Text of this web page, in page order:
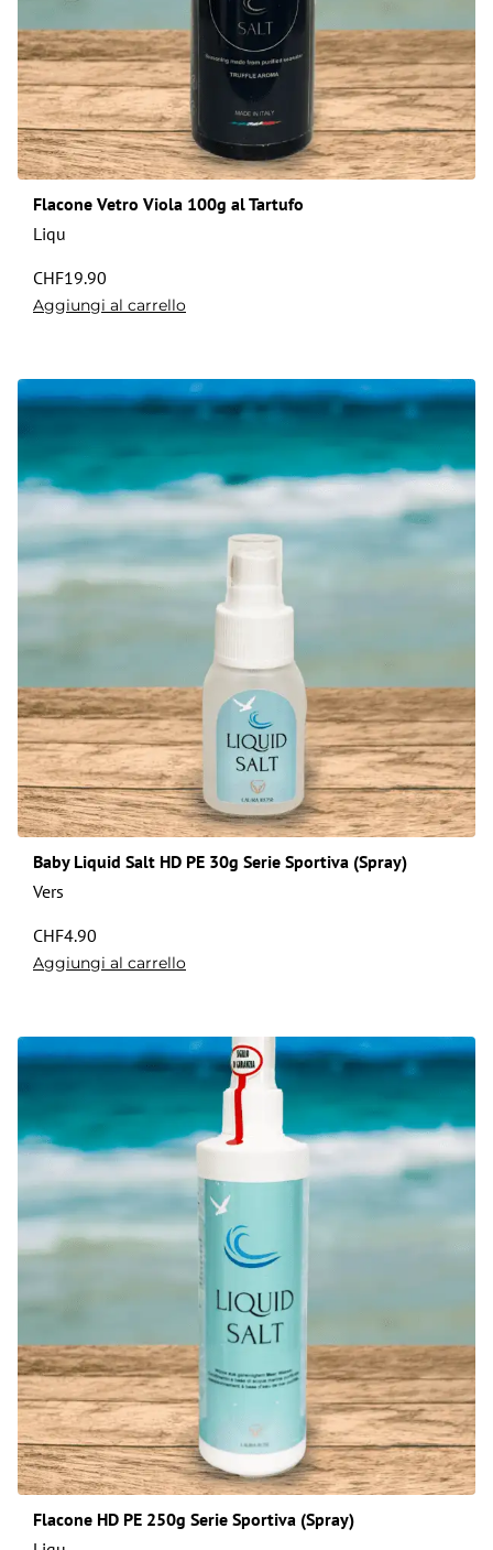
Flacone Vetro Viola 100g al Tartufo
Liqu
CHF19.90
Aggiungi al carrello
Baby Liquid Salt HD PE 30g Serie Sportiva (Spray)
Vers
CHF4.90
Aggiungi al carrello
Flacone HD PE 250g Serie Sportiva (Spray)